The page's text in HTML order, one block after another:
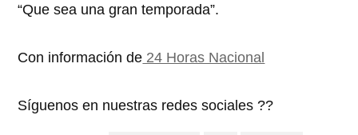
“Que sea una gran temporada”.
Con información de 24 Horas Nacional
Síguenos en nuestras redes sociales ??